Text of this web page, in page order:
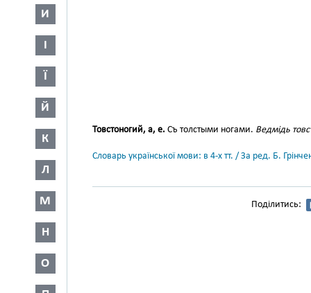
И
І
Ї
Й
К
Л
М
Н
О
Товстоногий, а, е. Съ толстыми ногами. Ведмідь
Словарь української мови: в 4-х тт. / За ред. Б.
Поділитись: